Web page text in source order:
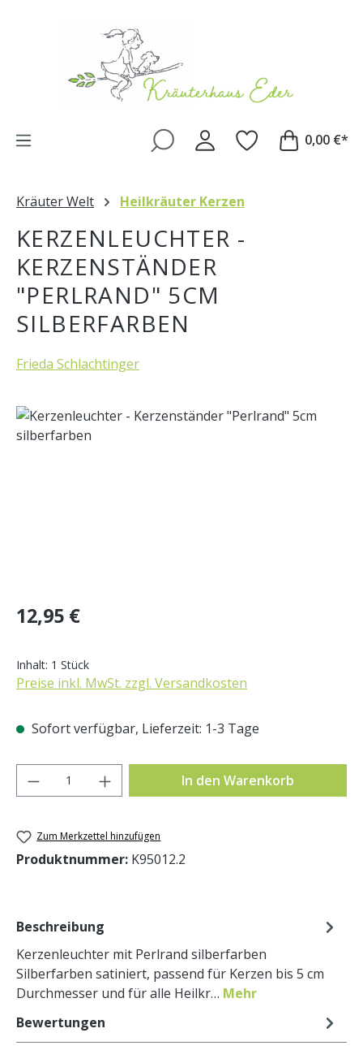
0,00 €*
Kräuter Welt Heilkräuter Kerzen
KERZENLEUCHTER -
KERZENSTÄNDER
"PERLRAND" 5CM
SILBERFARBEN
Frieda Schlachtinger
Bildergalerie überspringen
Regulärer Preis:
12,95 €
Inhalt: 1 Stück
Preise inkl. MwSt. zzgl. Versandkosten
Sofort verfügbar, Lieferzeit: 1-3 Tage
Produkt Anzahl: Gib den gewünschten
In den Warenkorb
Zum Merkzettel hinzufügen
Produktnummer: K95012.2
Beschreibung
Kerzenleuchter mit Perlrand silberfarben
Silberfarben satiniert, passend für Kerzen bis 5 cm
Durchmesser und für alle Heilkr… Mehr
Bewertungen